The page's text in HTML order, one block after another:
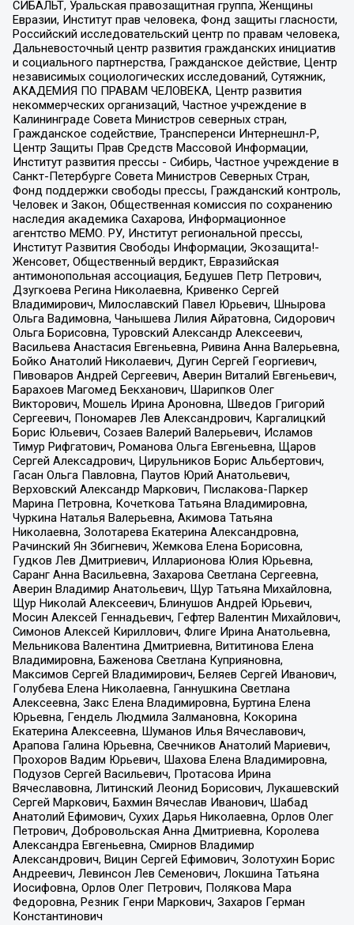
СИБАЛЬТ, Уральская правозащитная группа, Женщины
Евразии, Институт прав человека, Фонд защиты гласности,
Российский исследовательский центр по правам человека,
Дальневосточный центр развития гражданских инициатив
и социального партнерства, Гражданское действие, Центр
независимых социологических исследований, Сутяжник,
АКАДЕМИЯ ПО ПРАВАМ ЧЕЛОВЕКА, Центр развития
некоммерческих организаций, Частное учреждение в
Калининграде Совета Министров северных стран,
Гражданское содействие, Трансперенси Интернешнл-Р,
Центр Защиты Прав Средств Массовой Информации,
Институт развития прессы - Сибирь, Частное учреждение в
Санкт-Петербурге Совета Министров Северных Стран,
Фонд поддержки свободы прессы, Гражданский контроль,
Человек и Закон, Общественная комиссия по сохранению
наследия академика Сахарова, Информационное
агентство МЕМО. РУ, Институт региональной прессы,
Институт Развития Свободы Информации, Экозащита!-
Женсовет, Общественный вердикт, Евразийская
антимонопольная ассоциация, Бедушев Петр Петрович,
Дзугкоева Регина Николаевна, Кривенко Сергей
Владимирович, Милославский Павел Юрьевич, Шнырова
Ольга Вадимовна, Чанышева Лилия Айратовна, Сидорович
Ольга Борисовна, Туровский Александр Алексеевич,
Васильева Анастасия Евгеньевна, Ривина Анна Валерьевна,
Бойко Анатолий Николаевич, Дугин Сергей Георгиевич,
Пивоваров Андрей Сергеевич, Аверин Виталий Евгеньевич,
Барахоев Магомед Бекханович, Шарипков Олег
Викторович, Мошель Ирина Ароновна, Шведов Григорий
Сергеевич, Пономарев Лев Александрович, Каргалицкий
Борис Юльевич, Созаев Валерий Валерьевич, Исламов
Тимур Рифгатович, Романова Ольга Евгеньевна, Щаров
Сергей Алексадрович, Цирульников Борис Альбертович,
Гасан Ольга Павловна, Паутов Юрий Анатольевич,
Верховский Александр Маркович, Пислакова-Паркер
Марина Петровна, Кочеткова Татьяна Владимировна,
Чуркина Наталья Валерьевна, Акимова Татьяна
Николаевна, Золотарева Екатерина Александровна,
Рачинский Ян Збигневич, Жемкова Елена Борисовна,
Гудков Лев Дмитриевич, Илларионова Юлия Юрьевна,
Саранг Анна Васильевна, Захарова Светлана Сергеевна,
Аверин Владимир Анатольевич, Щур Татьяна Михайловна,
Щур Николай Алексеевич, Блинушов Андрей Юрьевич,
Мосин Алексей Геннадьевич, Гефтер Валентин Михайлович,
Симонов Алексей Кириллович, Флиге Ирина Анатольевна,
Мельникова Валентина Дмитриевна, Вититинова Елена
Владимировна, Баженова Светлана Куприяновна,
Максимов Сергей Владимирович, Беляев Сергей Иванович,
Голубева Елена Николаевна, Ганнушкина Светлана
Алексеевна, Закс Елена Владимировна, Буртина Елена
Юрьевна, Гендель Людмила Залмановна, Кокорина
Екатерина Алексеевна, Шуманов Илья Вячеславович,
Арапова Галина Юрьевна, Свечников Анатолий Мариевич,
Прохоров Вадим Юрьевич, Шахова Елена Владимировна,
Подузов Сергей Васильевич, Протасова Ирина
Вячеславовна, Литинский Леонид Борисович, Лукашевский
Сергей Маркович, Бахмин Вячеслав Иванович, Шабад
Анатолий Ефимович, Сухих Дарья Николаевна, Орлов Олег
Петрович, Добровольская Анна Дмитриевна, Королева
Александра Евгеньевна, Смирнов Владимир
Александрович, Вицин Сергей Ефимович, Золотухин Борис
Андреевич, Левинсон Лев Семенович, Локшина Татьяна
Иосифовна, Орлов Олег Петрович, Полякова Мара
Федоровна, Резник Генри Маркович, Захаров Герман
Константинович